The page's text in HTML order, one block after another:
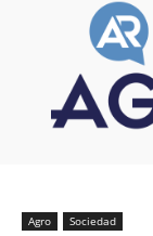
Agro Sociedad